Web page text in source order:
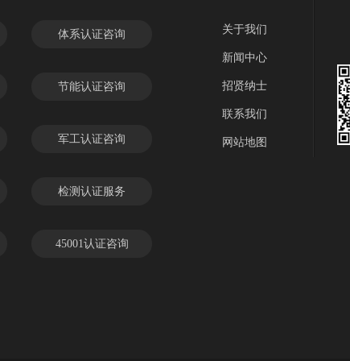
体系认证咨询
节能认证咨询
军工认证咨询
检测认证服务
45001认证咨询
关于我们
新闻中心
招贤纳士
联系我们
网站地图